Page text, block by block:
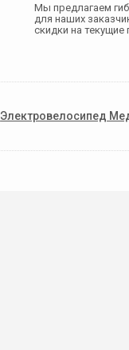
Мы предлагаем
для наших
скидки на
Электровелосипед